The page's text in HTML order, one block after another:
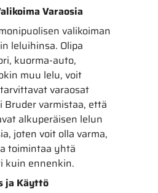
Varaosia
valikoiman
leluihinsa. Olipa
kuorma-auto,
muu lelu, voit
varaosat
Bruder varmistaa, että
alkuperäisen lelun
joten voit olla varma,
toimintaa yhtä
kuin ennenkin.
ja Käyttö